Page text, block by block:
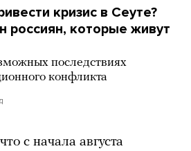
кризис в Сеуте?
россиян, которые живут
последствиях
конфликта
с начала августа